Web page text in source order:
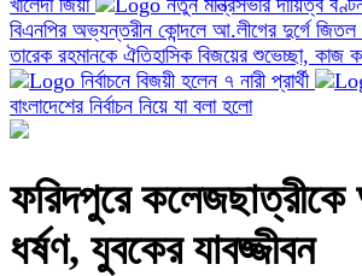
খালেদা জিয়া
নতুন মন্ত্রিসভার দায়িত্ব
বিএনপির অভ্যন্তরীন কোন্দলে আ.লীগের দুর্গে জিতল
তারেক রহমানকে ঐতিহাসিক বিজয়ের শুভেচ্ছা, কাজ
নির্বাচনে বিজয়ী হলেন ৭ নারী প্রার্থী
বাংলাদেশের নির্বাচন নিয়ে যা বলা হলো
ফরিদপুরে
ধর্ষণ, যুবকের যাবজ্জীবন